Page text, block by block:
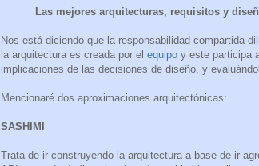
Las mejores arquitecturas, requisitos y
Nos está diciendo que la responsabilidad compartida
la arquitectura es creada por el equipo y este participa
implicaciones de las decisiones de diseño, y
Mencionaré dos aproximaciones arquitectónicas:
SASHIMI
Trata de ir construyendo la arquitectura a base de ir